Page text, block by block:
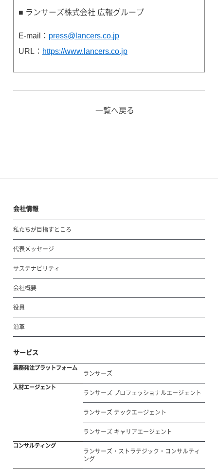
■ ランサーズ株式会社 広報グループ
E-mail： press@lancers.co.jp
URL： https://www.lancers.co.jp
一覧へ戻る
会社情報
私たちが目指すところ
代表メッセージ
サステナビリティ
会社概要
役員
沿革
サービス
業務発注プラットフォーム
ランサーズ
人材エージェント
ランサーズ プロフェッショナルエージェント
ランサーズ テックエージェント
ランサーズ キャリアエージェント
コンサルティング
ランサーズ・ストラテジック・コンサルティ
ング